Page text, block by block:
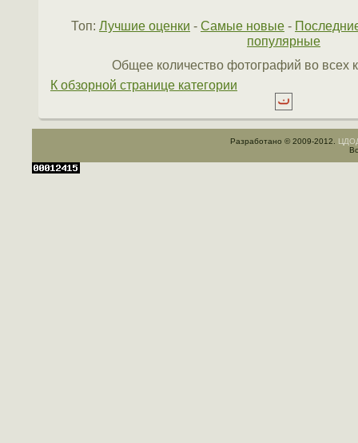
Топ: Лучшие оценки - Самые новые -
популярные
Общее количество фотографий во всех
К обзорной странице категории
Разработано © 2009-2012.